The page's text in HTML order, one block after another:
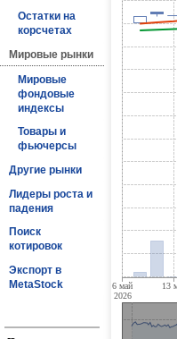
Остатки на
корсчетах
Мировые рынки
Мировые
фондовые
индексы
Товары и
фьючерсы
Другие рынки
Лидеры роста и
падения
Поиск
котировок
Экспорт в
MetaStock